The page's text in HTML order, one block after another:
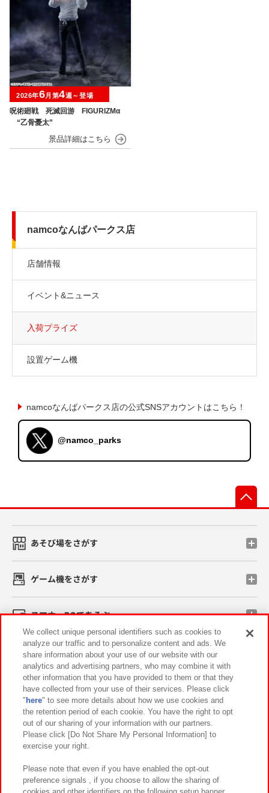
呪術廻戦 死滅回游 FIGURIZMα
“乙骨憂太”
2026年6月第4週～登場
namcoなんばパークス店
店舗情報
イベント&ニュース
入荷プライズ
設置ゲーム機
namcoなんばパークス店の公式SNSアカウントはこちら！
@namco_parks
あそび場をさがす
ゲーム機をさがす
スマホ・PCであそぶ
イベント・キャンペーン
関連会社 サステナビリティ サイトポリシー
プライバシーポリシー ウェブアクセシビリティ方針と検証結果
お取引先さまとともに
カスタマーハラスメント対応方針 よくあるご質問・お問い合わせ
We collect unique personal identifiers such as cookies to
analyze our traffic and to personalize content and ads. We
share information about your use of our website with our
analytics and advertising partners, who may combine it with
other information that you have provided to them or that they
have collected from your use of their services. Please click
" here" to see more details about how we use cookies and
the retention period of each cookie. You have the right to opt
out of our sharing of your information with our partners.
Please click [Do Not Share My Personal Information] to
exercise your right.
Please note that even if you have enabled the opt-out
preference signals , if you choose to allow the sharing of